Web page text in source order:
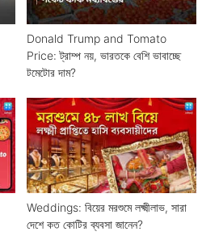
Donald Trump and Tomato
Price: ট্রাম্প নয়, ভারতকে বেশি ভাবাচ্ছে
টমেটোর দাম?
Weddings: বিয়ের মরশুমে লক্ষ্মীলাভ, সারা
দেশে কত কোটির ব্যবসা জানেন?